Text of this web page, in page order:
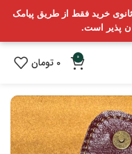
خرید فقط از طریق پیامک
0
0 تومان